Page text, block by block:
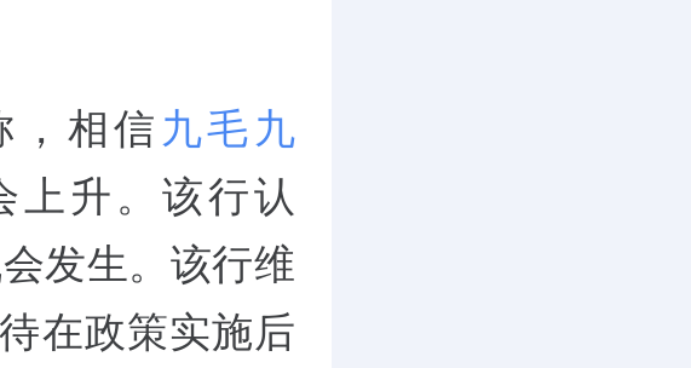
，相信 九毛九
上升。该行认
发生。该行维
在政策实施后